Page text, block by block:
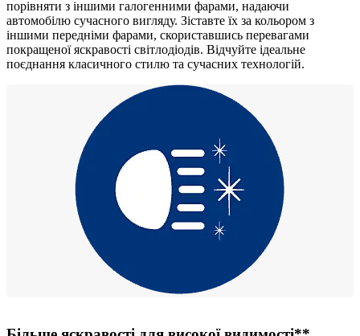
порівняти з іншими галогенними фарами, надаючи
автомобілю сучасного вигляду. Зіставте їх за кольором з
іншими передніми фарами, скориставшись перевагами
покращеної яскравості світлодіодів. Відчуйте ідеальне
поєднання класичного стилю та сучасних технологій.